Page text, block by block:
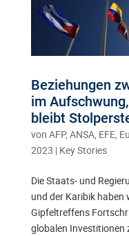
Beziehungen
im
bleibt
von AFP, ANSA, EFE,
2023 | Key Stories
Die Staats- und
und der Karibik haben
Gipfeltreffens
globalen Investitionen